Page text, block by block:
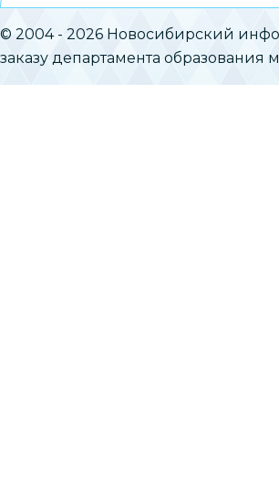
© 2004 - 2026 Новосибирский
заказу департамента